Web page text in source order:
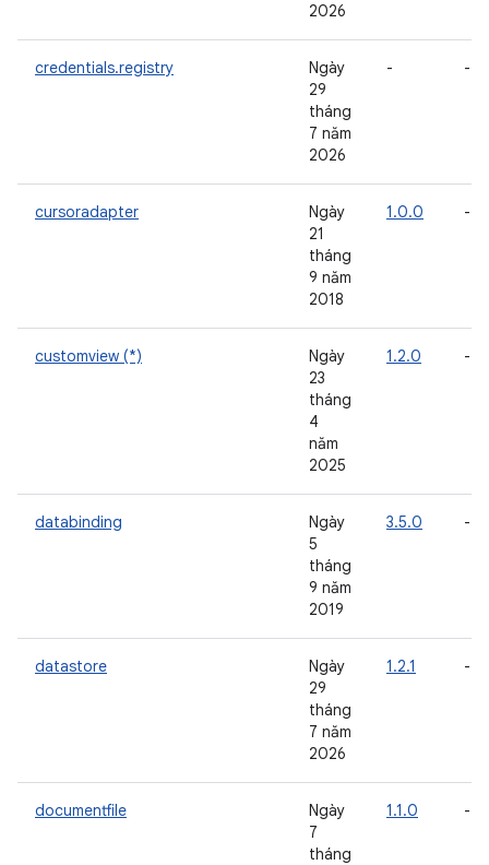
2026
credentials.registry
Ngày
29
tháng
7 năm
2026
- -
cursoradapter
Ngày
21
tháng
9 năm
2018
1.0.0 -
customview (*)
Ngày
23
tháng
4
năm
2025
1.2.0 -
databinding
Ngày
5
tháng
9 năm
2019
3.5.0 -
datastore
Ngày
29
tháng
7 năm
2026
1.2.1 -
documentfile
Ngày
7
tháng
1.1.0 -